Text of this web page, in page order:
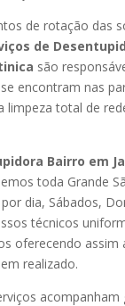
de rotação das
de
são
encontram nas
limpeza total de
Bairro em
toda Grande
dia, Sábados,
técnicos
oferecendo assim
realizado.
acompanham